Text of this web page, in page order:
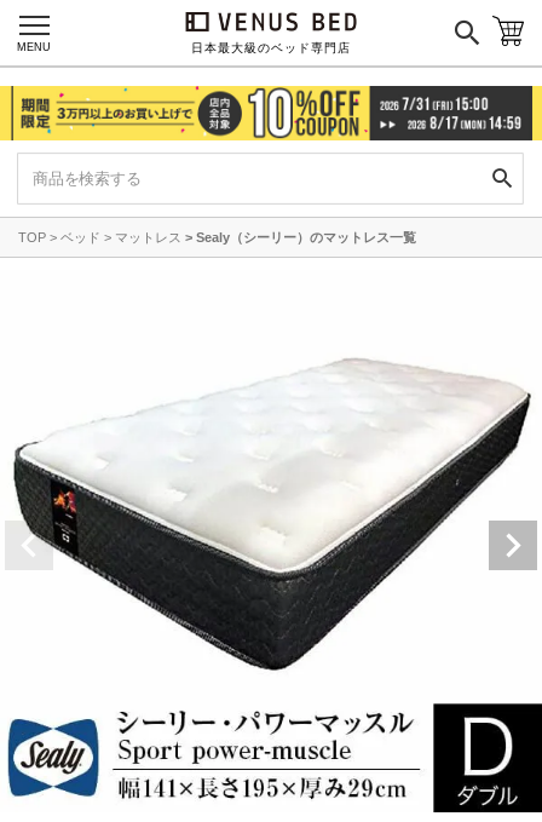
日本最大級のベッド専門店
MENU
TOP ベッド マットレス Sealy（シーリー）のマットレス一覧